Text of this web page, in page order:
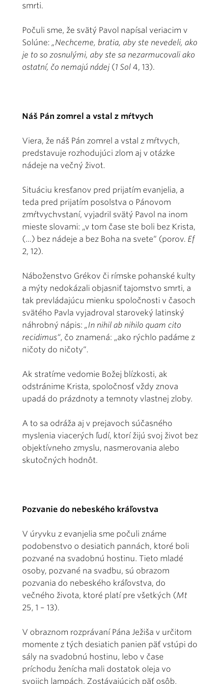
smrti.
Počuli sme, že svätý Pavol napísal veriacim v
Solúne: „Nechceme, bratia, aby ste nevedeli, ako
je to so zosnulými, aby ste sa nezarmucovali ako
ostatní, čo nemajú nádej (1 Sol 4, 13).
Náš Pán zomrel a vstal z mŕtvych
Viera, že náš Pán zomrel a vstal z mŕtvych,
predstavuje rozhodujúci zlom aj v otázke
nádeje na večný život.
Situáciu kresťanov pred prijatím evanjelia, a
teda pred prijatím posolstva o Pánovom
zmŕtvychvstaní, vyjadril svätý Pavol na inom
mieste slovami: „v tom čase ste boli bez Krista,
(...) bez nádeje a bez Boha na svete“ (porov. Ef
2, 12).
Náboženstvo Grékov či rímske pohanské kulty
a mýty nedokázali objasniť tajomstvo smrti, a
tak prevládajúcu mienku spoločnosti v časoch
svätého Pavla vyjadroval staroveký latinský
náhrobný nápis: „In nihil ab nihilo quam cito
recidimus“, čo znamená: „ako rýchlo padáme z
ničoty do ničoty“.
Ak stratíme vedomie Božej blízkosti, ak
odstránime Krista, spoločnosť vždy znova
upadá do prázdnoty a temnoty vlastnej zloby.
A to sa odráža aj v prejavoch súčasného
myslenia viacerých ľudí, ktorí žijú svoj život bez
objektívneho zmyslu, nasmerovania alebo
skutočných hodnôt.
Pozvanie do nebeského kráľovstva
V úryvku z evanjelia sme počuli známe
podobenstvo o desiatich pannách, ktoré boli
pozvané na svadobnú hostinu. Tieto mladé
osoby, pozvané na svadbu, sú obrazom
pozvania do nebeského kráľovstva, do
večného života, ktoré platí pre všetkých (Mt
25, 1 – 13).
V obraznom rozprávaní Pána Ježiša v určitom
momente z tých desiatich panien päť vstúpi do
sály na svadobnú hostinu, lebo v čase
príchodu ženícha mali dostatok oleja vo
svojich lampách. Zostávajúcich päť osôb,